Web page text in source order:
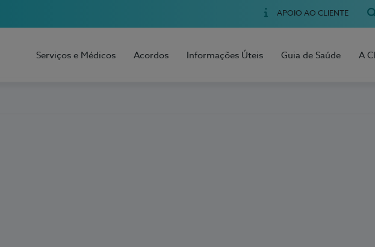
APOIO AO CLIENTE
Serviços e Médicos Acordos Informações Úteis Guia de Saúde A